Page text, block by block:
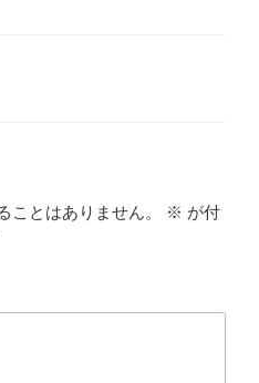
ことはありません。 ※ が付